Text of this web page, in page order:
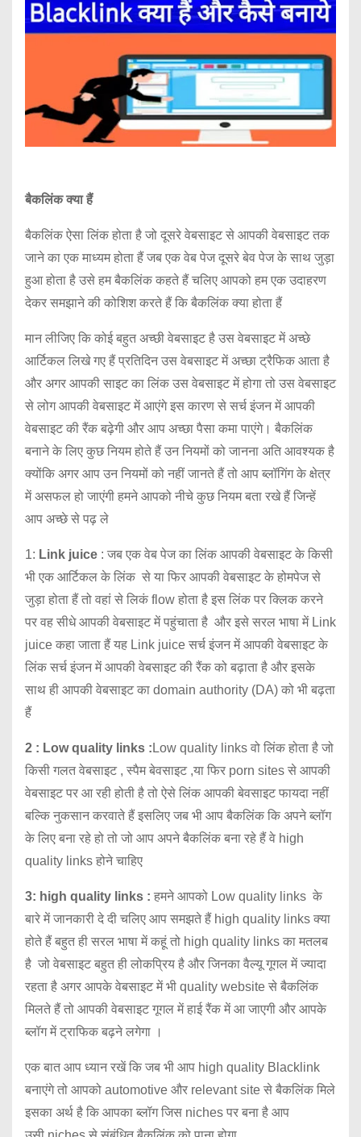
बैकलिंक क्या हैं
बैकलिंक ऐसा लिंक होता है जो दूसरे वेबसाइट से आपकी वेबसाइट तक
जाने का एक माध्यम होता हैं जब एक वेब पेज दूसरे बेव पेज के साथ जुड़ा
हुआ होता है उसे हम बैकलिंक कहते हैं चलिए आपको हम एक उदाहरण
देकर समझाने की कोशिश करते हैं कि बैकलिंक क्या होता हैं
मान लीजिए कि कोई बहुत अच्छी वेबसाइट है उस वेबसाइट में अच्छे
आर्टिकल लिखे गए हैं प्रतिदिन उस वेबसाइट में अच्छा ट्रैफिक आता है
और अगर आपकी साइट का लिंक उस वेबसाइट में होगा तो उस वेबसाइट
से लोग आपकी वेबसाइट में आएंगे इस कारण से सर्च इंजन में आपकी
वेबसाइट की रैंक बढ़ेगी और आप अच्छा पैसा कमा पाएंगे। बैकलिंक
बनाने के लिए कुछ नियम होते हैं उन नियमों को जानना अति आवश्यक है
क्योंकि अगर आप उन नियमों को नहीं जानते हैं तो आप ब्लॉगिंग के क्षेत्र
में असफल हो जाएंगी हमने आपको नीचे कुछ नियम बता रखे हैं जिन्हें
आप अच्छे से पढ़ ले
1: Link juice : जब एक वेब पेज का लिंक आपकी वेबसाइट के किसी
भी एक आर्टिकल के लिंक से या फिर आपकी वेबसाइट के होमपेज से
जुड़ा होता हैं तो वहां से लिकं flow होता है इस लिंक पर क्लिक करने
पर वह सीधे आपकी वेबसाइट में पहुंचाता है और इसे सरल भाषा में Link
juice कहा जाता हैं यह Link juice सर्च इंजन में आपकी वेबसाइट के
लिंक सर्च इंजन में आपकी वेबसाइट की रैंक को बढ़ाता है और इसके
साथ ही आपकी वेबसाइट का domain authority (DA) को भी बढ़ता
हैं
2 : Low quality links : Low quality links वो लिंक होता है जो
किसी गलत वेबसाइट , स्पैम बेवसाइट ,या फिर porn sites से आपकी
वेबसाइट पर आ रही होती है तो ऐसे लिंक आपकी बेवसाइट फायदा नहीं
बल्कि नुकसान करवाते हैं इसलिए जब भी आप बैकलिंक कि अपने ब्लॉग
के लिए बना रहे हो तो जो आप अपने बैकलिंक बना रहे हैं वे high
quality links होने चाहिए
3: high quality links : हमने आपको Low quality links के
बारे में जानकारी दे दी चलिए आप समझते हैं high quality links क्या
होते हैं बहुत ही सरल भाषा में कहूं तो high quality links का मतलब
है जो वेबसाइट बहुत ही लोकप्रिय है और जिनका वैल्यू गूगल में ज्यादा
रहता है अगर आपके वेबसाइट में भी quality website से बैकलिंक
मिलते हैं तो आपकी वेबसाइट गूगल में हाई रैंक में आ जाएगी और आपके
ब्लॉग में ट्राफिक बढ़ने लगेगा ।
एक बात आप ध्यान रखें कि जब भी आप high quality Blacklink
बनाएंगे तो आपको automotive और relevant site से बैकलिंक मिले
इसका अर्थ है कि आपका ब्लॉग जिस niches पर बना है आप